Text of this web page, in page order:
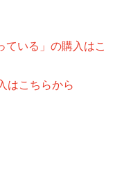
ている」の購入はこ
はこちらから